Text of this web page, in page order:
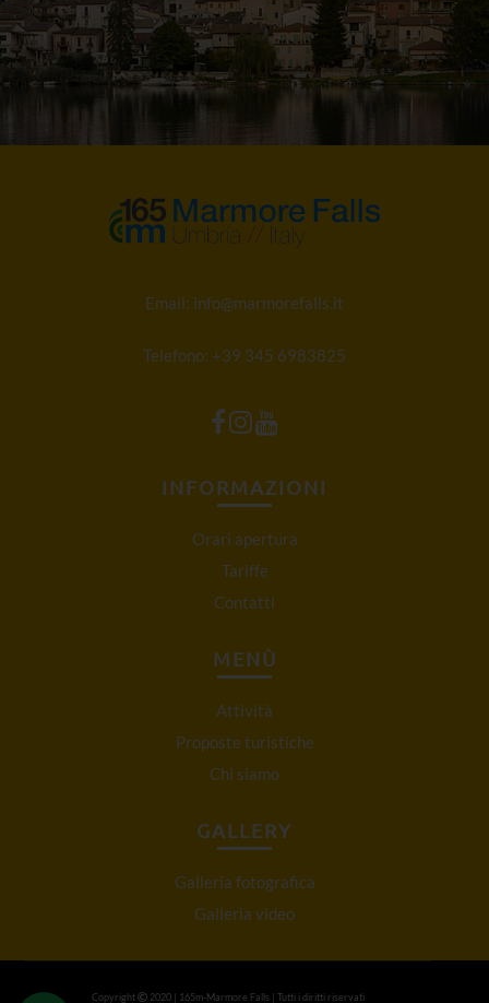
Email: info@marmorefalls.it
Telefono: +39 345 6983825
INFORMAZIONI
Orari apertura
Tariffe
Contatti
MENÙ
Attività
Proposte turistiche
Chi siamo
GALLERY
Galleria fotografica
Galleria video
Copyright 2020 | 165m-Marmore Falls | Tutti i diritti riservati